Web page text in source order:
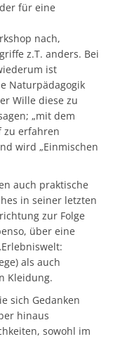
für eine
nach,
z.T. anders. Bei
ist
Naturpädagogik
Wille diese zu
„mit dem
zu erfahren
wird „Einmischen
auch praktische
in seiner letzten
zur Folge
über eine
als auch
Kleidung.
sich Gedanken
hinaus
sowohl im